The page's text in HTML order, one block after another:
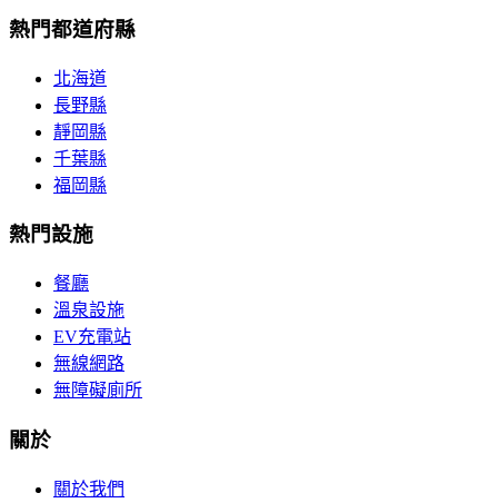
熱門都道府縣
北海道
長野縣
靜岡縣
千葉縣
福岡縣
熱門設施
餐廳
溫泉設施
EV充電站
無線網路
無障礙廁所
關於
關於我們